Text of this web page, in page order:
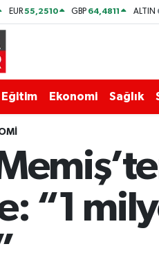
EUR55,2510 GBP 64,4811 ALTIN
Eğitim Ekonomi Sağlık
“1